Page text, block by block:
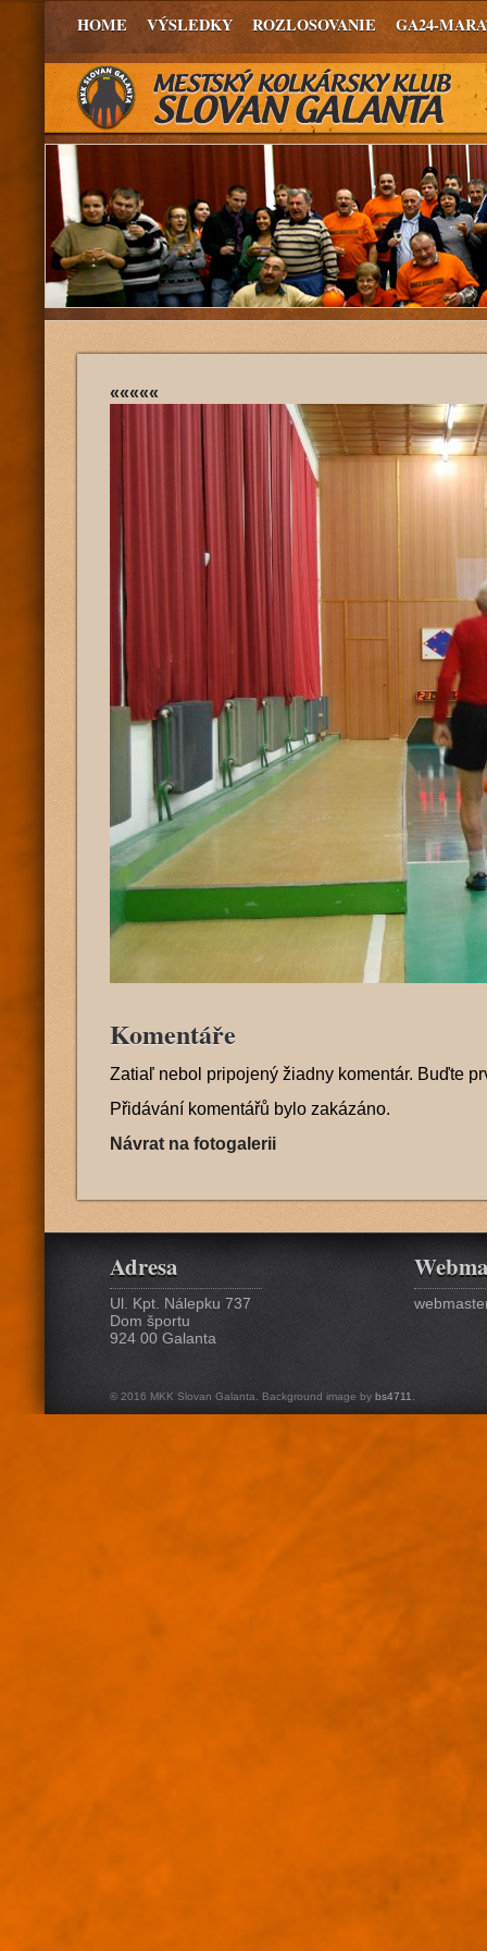
HOME VÝSLEDKY ROZLOSOVANIE GA24-
«««««
Komentáře
Zatiaľ nebol pripojený žiadny komentár. Buďte
Přidávání komentářů bylo zakázáno.
Návrat na fotogalerii
Adresa
Ul. Kpt. Nálepku 737
Dom športu
924 00 Galanta
© 2016 MKK Slovan Galanta. Background image by bs4711